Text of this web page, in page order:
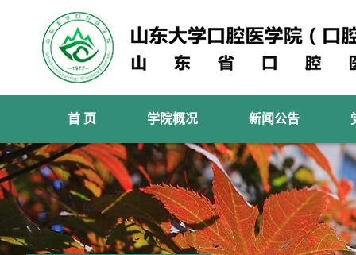
首 页 学院概况 新闻公告